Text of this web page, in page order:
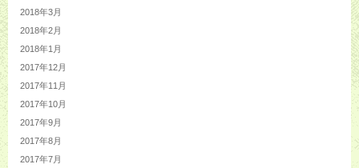
2018年3月
2018年2月
2018年1月
2017年12月
2017年11月
2017年10月
2017年9月
2017年8月
2017年7月